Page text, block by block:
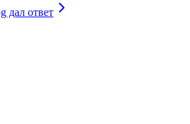
дал ответ